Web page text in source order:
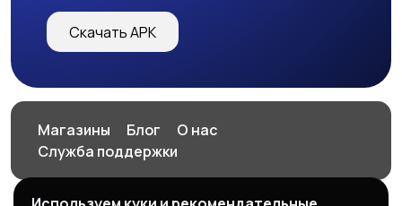
Скачать APK
Магазины Блог
О нас
Служба поддержки